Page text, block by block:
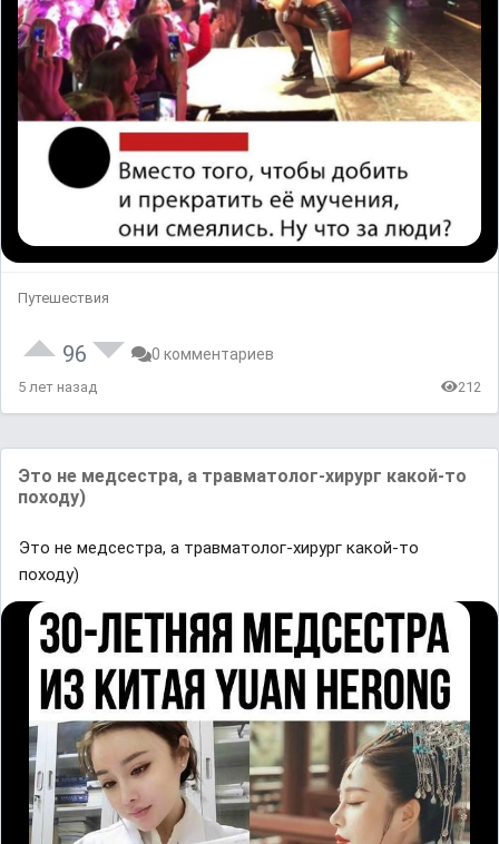
Путешествия
96 0 комментариев
5 лет назад 212
Это не медсестра, а травматолог-хирург какой-то
походу)
Это не медсестра, а травматолог-хирург какой-то
походу)